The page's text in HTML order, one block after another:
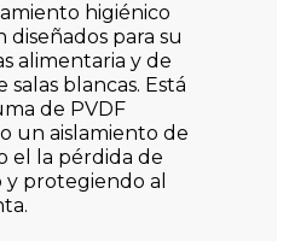
higiénico
para su
alimentaria y de
salas blancas. Está
de PVDF
un aislamiento de
el la pérdida de
protegiendo al